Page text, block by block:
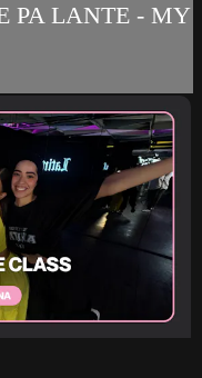
PA LANTE - MY